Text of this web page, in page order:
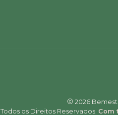
2026
Todos os Direitos Reservados. Com